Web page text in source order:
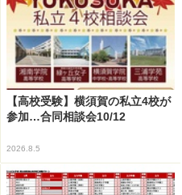
【高校受験】横須賀の私立4校が
参加…合同相談会10/12
2026.8.5